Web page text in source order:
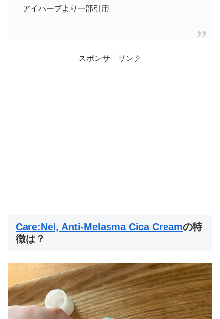
アイハーブより一部引用
スポンサーリンク
Care:Nel, Anti-Melasma Cica Creamの特
徴は？